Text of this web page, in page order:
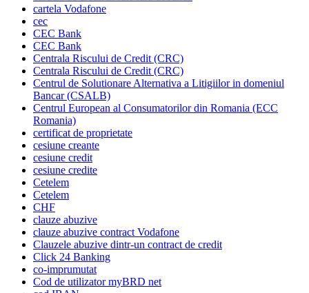
cartela Vodafone
cec
CEC Bank
CEC Bank
Centrala Riscului de Credit (CRC)
Centrala Riscului de Credit (CRC)
Centrul de Solutionare Alternativa a Litigiilor in domeniul
Bancar (CSALB)
Centrul European al Consumatorilor din Romania (ECC
Romania)
certificat de proprietate
cesiune creante
cesiune credit
cesiune credite
Cetelem
Cetelem
CHF
clauze abuzive
clauze abuzive contract Vodafone
Clauzele abuzive dintr-un contract de credit
Click 24 Banking
co-imprumutat
Cod de utilizator myBRD net